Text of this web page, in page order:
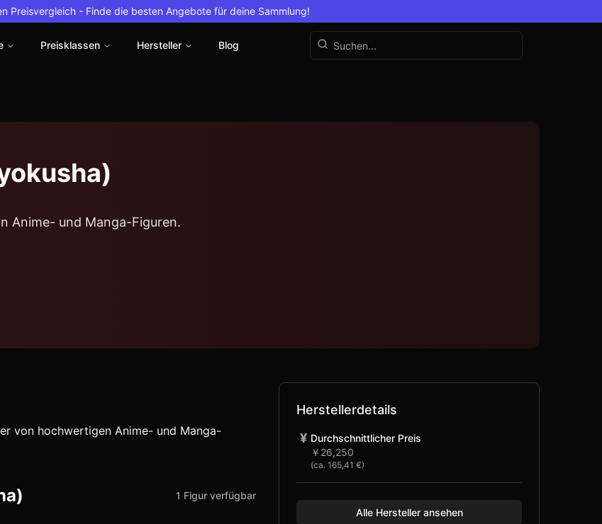
Preisvergleich - Finde die besten Angebote für deine Sammlung!
Preisklassen Hersteller Blog
Anime- und Manga-Figuren.
von hochwertigen Anime- und Manga-
1 Figur verfügbar
Herstellerdetails
¥ Durchschnittlicher Preis
￥26,250
(ca. 165,41 €)
Alle Hersteller ansehen